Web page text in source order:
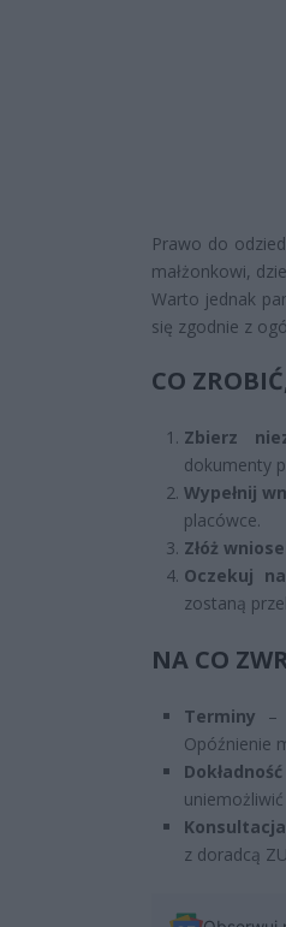
Prawo do
małżonkowi,
Warto jednak
się zgodnie z
CO
Zbierz
dokumenty
Wypełnij
placówce.
Złóż
Oczekuj
zostaną
NA CO
Terminy –
Opóźnienie
uniemożliwić
z doradcą